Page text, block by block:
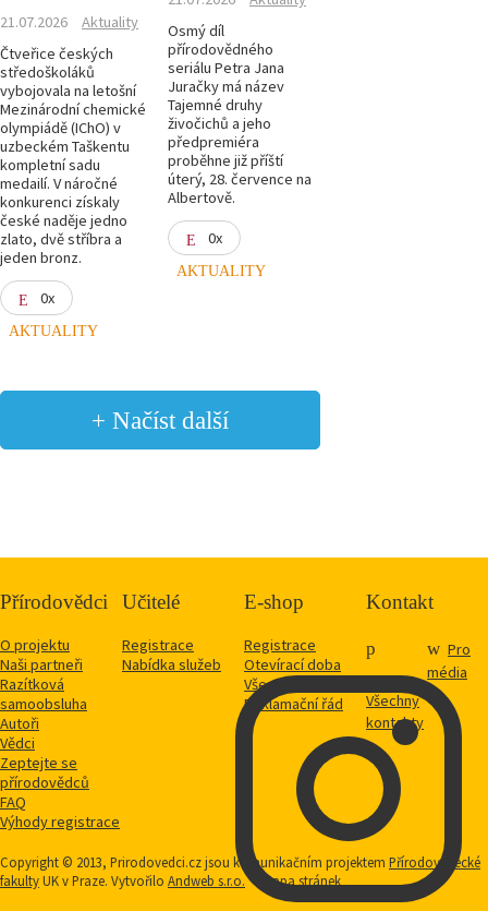
21.07.2026
Aktuality
Čtveřice českých
středoškoláků
vybojovala na letošní
Mezinárodní chemické
olympiádě (IChO) v
uzbeckém Taškentu
kompletní sadu
medailí. V náročné
konkurenci získaly
české naděje jedno
zlato, dvě stříbra a
jeden bronz.
0x
AKTUALITY
Osmý díl
přírodovědného
seriálu Petra Jana
Juračky má název
Tajemné druhy
živočichů a jeho
předpremiéra
proběhne již příští
úterý, 28. července na
Albertově.
0x
AKTUALITY
+ Načíst další
Přírodovědci
O projektu
Naši partneři
Razítková
samoobsluha
Autoři
Vědci
Zeptejte se
přírodovědců
FAQ
Výhody registrace
Učitelé
Registrace
Nabídka služeb
E-shop
Registrace
Otevírací doba
Vše o nákupu
Reklamační řád
Kontakt
Všechny
kontakty
Pro
média
Copyright © 2013, Prirodovedci.cz jsou komunikačním projektem Přírodovědecké
fakultyUK v Praze. Vytvořilo Andweb s.r.o. Mapa stránek